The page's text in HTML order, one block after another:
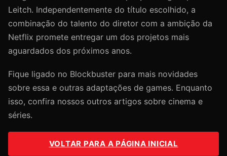
Leitch. Independentemente do título escolhido, a
combinação do talento do diretor com a ambição da
Netflix promete entregar um dos projetos mais
aguardados dos próximos anos.
Fique ligado no Blockbuster para mais novidades
sobre essa e outras adaptações de games. Enquanto
isso, confira nossos outros artigos sobre cinema e
séries.
VOLTAR PARA A PÁGINA INICIAL